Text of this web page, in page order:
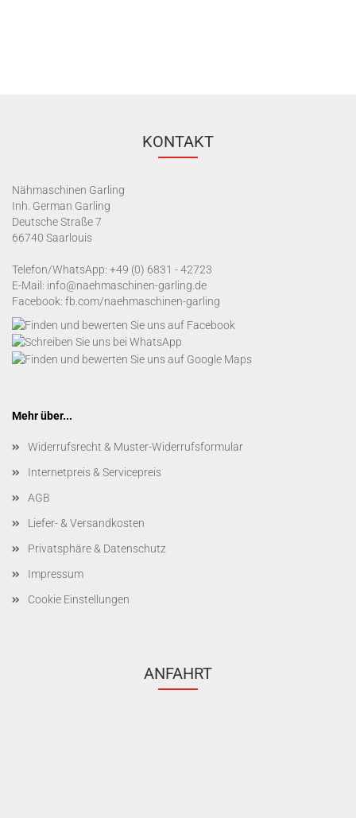
KONTAKT
Nähmaschinen Garling
Inh. German Garling
Deutsche Straße 7
66740 Saarlouis
Telefon/WhatsApp: +49 (0) 6831 - 42723
E-Mail: info@naehmaschinen-garling.de
Facebook: fb.com/naehmaschinen-garling
Mehr über...
Widerrufsrecht & Muster-Widerrufsformular
Internetpreis & Servicepreis
AGB
Liefer- & Versandkosten
Privatsphäre & Datenschutz
Impressum
Cookie Einstellungen
ANFAHRT